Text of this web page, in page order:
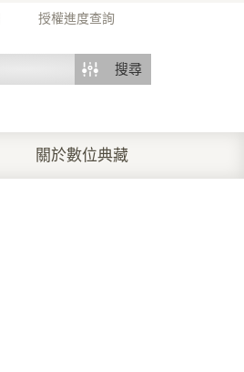
授權進度查詢
搜尋
關於數位典藏